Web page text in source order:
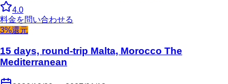
4.0
料金を問い合わせる
3%還元
15 days, round-trip Malta, Morocco The
Mediterranean